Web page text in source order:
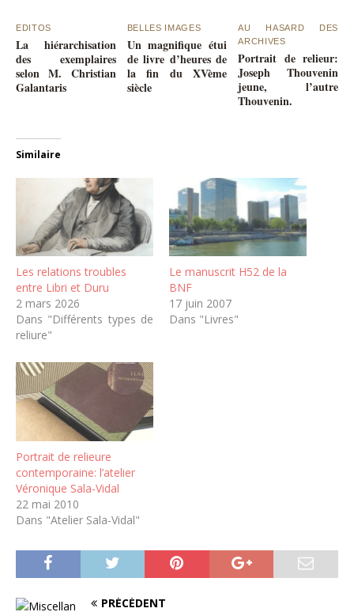
EDITOS
La hiérarchisation
des exemplaires
selon M. Christian
Galantaris
BELLES IMAGES
Un magnifique étui
de livre d’heures de
la fin du XVème
siècle
AU HASARD DES
ARCHIVES
Portrait de relieur:
Joseph Thouvenin
jeune, l’autre
Thouvenin.
Similaire
Les relations troubles
entre Libri et Duru
2 mars 2026
Dans "Différents types de
reliure"
Le manuscrit H52 de la
BNF
17 juin 2007
Dans "Livres"
Portrait de relieure
contemporaine: l’atelier
Véronique Sala-Vidal
22 mai 2010
Dans "Atelier Sala-Vidal"
PRÉCÉDENT